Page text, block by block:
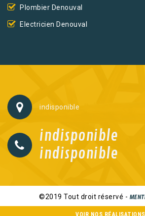
Plombier Denouval
Electricien Denouval
indisponible
indisponible
indisponible
©2019 Tout droit réservé -
VOIR NOS RÉALISATIONS